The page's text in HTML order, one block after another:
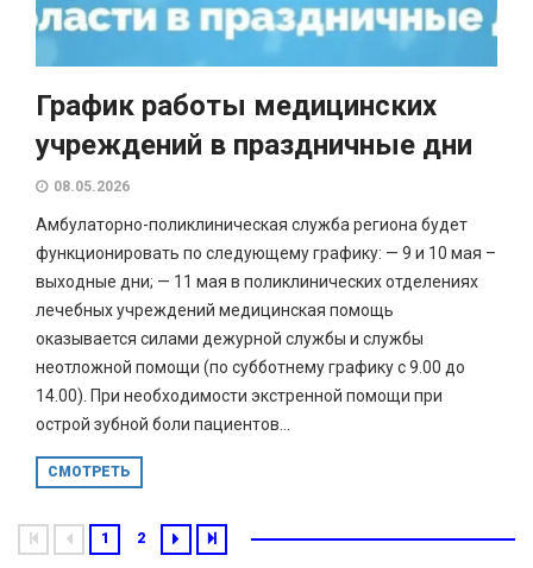
График работы медицинских
учреждений в праздничные дни
08.05.2026
Амбулаторно-поликлиническая служба региона будет
функционировать по следующему графику: — 9 и 10 мая –
выходные дни; — 11 мая в поликлинических отделениях
лечебных учреждений медицинская помощь
оказывается силами дежурной службы и службы
неотложной помощи (по субботнему графику с 9.00 до
14.00). При необходимости экстренной помощи при
острой зубной боли пациентов...
СМОТРЕТЬ
1 2